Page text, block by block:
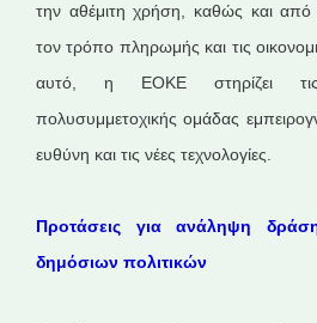
την αθέμιτη χρήση, καθώς και από
τον τρόπο πληρωμής και τις
αυτό, η ΕΟΚΕ στηρίζει τις
πολυσυμμετοχικής ομάδας
ευθύνη και τις νέες τεχνολογίες.
Προτάσεις για ανάληψη
δημόσιων πολιτικών